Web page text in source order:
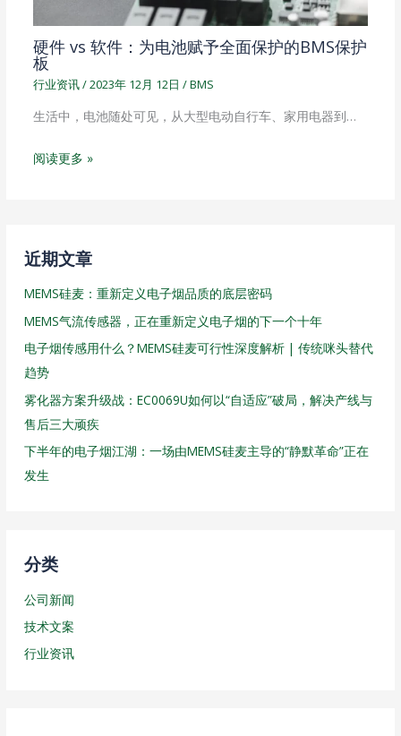
硬件 vs 软件：为电池赋予全面保护的BMS保护
板
行业资讯/2023年 12月 12日 /BMS
生活中，电池随处可见，从大型电动自行车、家用电器到…
阅读更多 »
近期文章
MEMS硅麦：重新定义电子烟品质的底层密码
MEMS气流传感器，正在重新定义电子烟的下一个十年
电子烟传感用什么？MEMS硅麦可行性深度解析 | 传统咪头替代
趋势
雾化器方案升级战：EC0069U如何以“自适应”破局，解决产线与
售后三大顽疾
下半年的电子烟江湖：一场由MEMS硅麦主导的“静默革命”正在
发生
分类
公司新闻
技术文案
行业资讯